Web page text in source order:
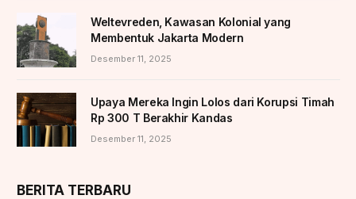
Weltevreden, Kawasan Kolonial yang
Membentuk Jakarta Modern
Desember 11, 2025
Upaya Mereka Ingin Lolos dari Korupsi Timah
Rp 300 T Berakhir Kandas
Desember 11, 2025
BERITA TERBARU